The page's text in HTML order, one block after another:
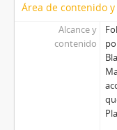
Área de contenido
Alcance y
contenido